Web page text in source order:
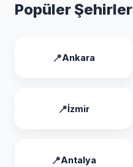
Popüler Şehirler
Ankara
İzmir
Antalya